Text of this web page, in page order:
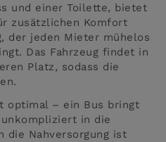
und einer Toilette, bietet
zusätzlichen Komfort
der jeden Mieter mühelos
Das Fahrzeug findet in
Platz, sodass die
optimal – ein Bus bringt
in die
die Nahversorgung ist